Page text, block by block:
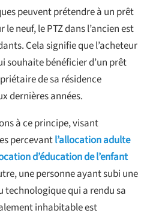
peuvent prétendre à un prêt
neuf, le PTZ dans l’ancien est
Cela signifie que l’acheteur
souhaite bénéficier d’un prêt
de sa résidence
dernières années.
à ce principe, visant
percevantl’allocation adulte
d’éducation de l’enfant
une personne ayant subi une
qui a rendu sa
inhabitable est